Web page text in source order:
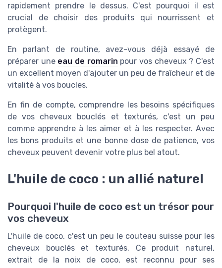
rapidement prendre le dessus. C'est pourquoi il est
crucial de choisir des produits qui nourrissent et
protègent.
En parlant de routine, avez-vous déjà essayé de
préparer une eau de romarin pour vos cheveux ? C'est
un excellent moyen d'ajouter un peu de fraîcheur et de
vitalité à vos boucles.
En fin de compte, comprendre les besoins spécifiques
de vos cheveux bouclés et texturés, c'est un peu
comme apprendre à les aimer et à les respecter. Avec
les bons produits et une bonne dose de patience, vos
cheveux peuvent devenir votre plus bel atout.
L'huile de coco : un allié naturel
Pourquoi l'huile de coco est un trésor pour
vos cheveux
L'huile de coco, c'est un peu le couteau suisse pour les
cheveux bouclés et texturés. Ce produit naturel,
extrait de la noix de coco, est reconnu pour ses